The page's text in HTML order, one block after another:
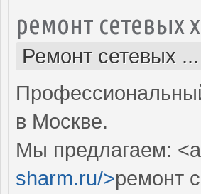
ремонт сетевых
Ремонт сетевых
в Москве.
Мы предлагаем:
sharm.ru/>ремонт